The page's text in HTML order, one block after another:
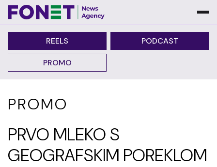
REELS PODCAST
PROMO
PROMO
PRVO MLEKO S
GEOGRAFSKIM POREKLOM